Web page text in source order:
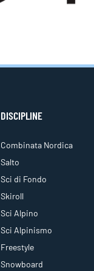
DISCIPLINE
Combinata Nordica
Salto
Sci di Fondo
Skiroll
Sci Alpino
Sci Alpinismo
Freestyle
Snowboard